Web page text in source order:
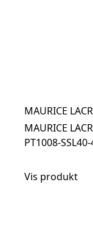
MAURICE
MAURICE
PT1008-
Vis produkt